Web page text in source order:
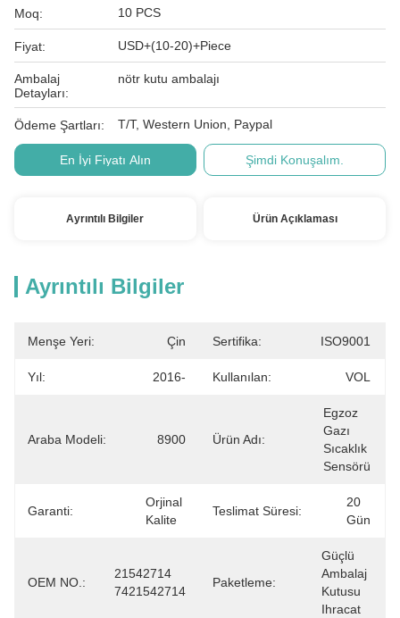
Moq: 10 PCS
Fiyat: USD+(10-20)+Piece
Ambalaj
Detayları:
nötr kutu ambalajı
Ödeme Şartları: T/T, Western Union, Paypal
En İyi Fiyatı Alın Şimdi Konuşalım.
Ayrıntılı Bilgiler Ürün Açıklaması
Ayrıntılı Bilgiler
Menşe Yeri: Çin Sertifika: ISO9001
Yıl: 2016- Kullanılan: VOL
Araba Modeli: 8900 Ürün Adı:
Egzoz
Gazı
Sıcaklık
Sensörü
Garanti:
Orjinal
Kalite
Teslimat Süresi:
20
Gün
OEM NO.:
21542714
7421542714
Paketleme:
Güçlü
Ambalaj
Kutusu
Ihracat